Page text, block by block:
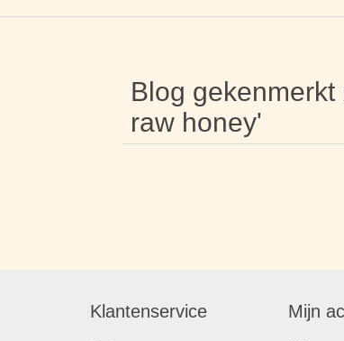
Blog
raw honey'
Klantenservice Mijn